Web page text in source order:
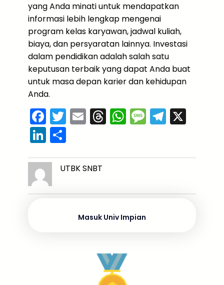
yang Anda minati untuk mendapatkan
informasi lebih lengkap mengenai
program kelas karyawan, jadwal kuliah,
biaya, dan persyaratan lainnya. Investasi
dalam pendidikan adalah salah satu
keputusan terbaik yang dapat Anda buat
untuk masa depan karier dan kehidupan
Anda.
F
a
c
e
b
o
T
w
er
E
m
l
T
hr
a
s
W
h
ts
p
p
M
e
s
g
T
el
gr
m
Li
n
k
e
dI
ar
UTBK SNBT
Masuk Univ Impian